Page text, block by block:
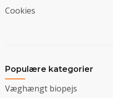
Cookies
Populære kategorier
Væghængt biopejs